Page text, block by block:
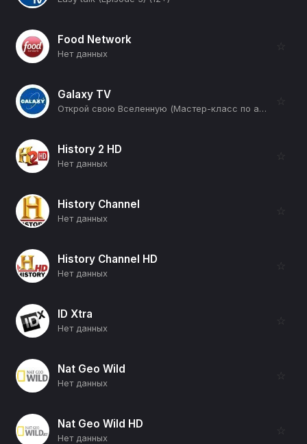
Food Network
Нет данных
☆
Galaxy TV
Открой свою Вселенную (Мастер-класс по астрофото от Глеба Ефремова) (12+)
☆
History 2 HD
Нет данных
☆
History Channel
Нет данных
☆
History Channel HD
Нет данных
☆
ID Xtra
Нет данных
☆
Nat Geo Wild
Нет данных
☆
Nat Geo Wild HD
Нет данных
☆